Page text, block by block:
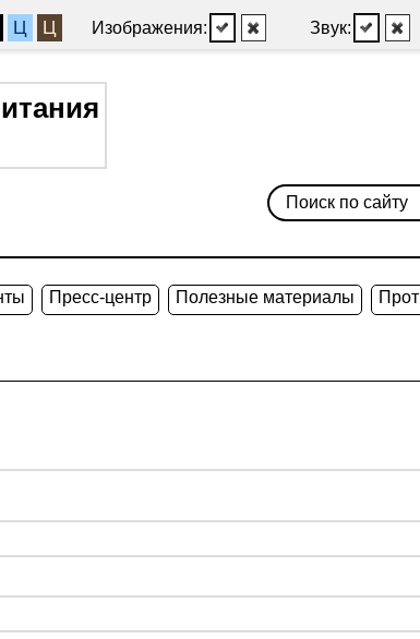
Ц Ц Изображения: Звук:
Пресс-центр Полезные материалы